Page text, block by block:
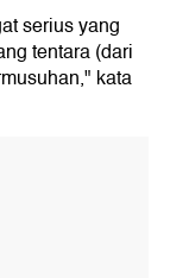
serius yang
tentara (dari
kata